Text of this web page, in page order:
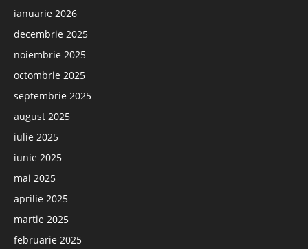
ianuarie 2026
decembrie 2025
noiembrie 2025
octombrie 2025
septembrie 2025
august 2025
iulie 2025
iunie 2025
mai 2025
aprilie 2025
martie 2025
februarie 2025